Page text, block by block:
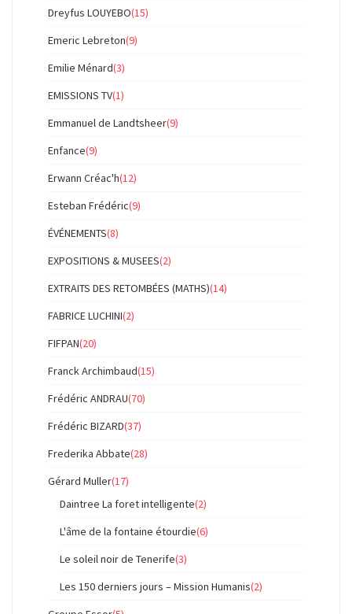
Dreyfus LOUYEBO(15)
Emeric Lebreton(9)
Emilie Ménard(3)
EMISSIONS TV(1)
Emmanuel de Landtsheer(9)
Enfance(9)
Erwann Créac'h(12)
Esteban Frédéric(9)
ÉVÉNEMENTS(8)
EXPOSITIONS & MUSEES(2)
EXTRAITS DES RETOMBÉES (MATHS)(14)
FABRICE LUCHINI(2)
FIFPAN(20)
Franck Archimbaud(15)
Frédéric ANDRAU(70)
Frédéric BIZARD(37)
Frederika Abbate(28)
Gérard Muller(17)
Daintree La foret intelligente(2)
L'âme de la fontaine étourdie(6)
Le soleil noir de Tenerife(3)
Les 150 derniers jours – Mission Humanis(2)